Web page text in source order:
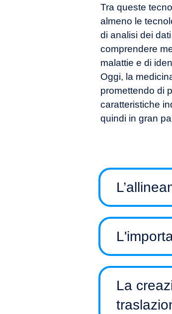
Tra queste
almeno le
di analisi dei
comprendere
malattie e di
Oggi, la
promettendo di
caratteristiche
quindi in gran
La